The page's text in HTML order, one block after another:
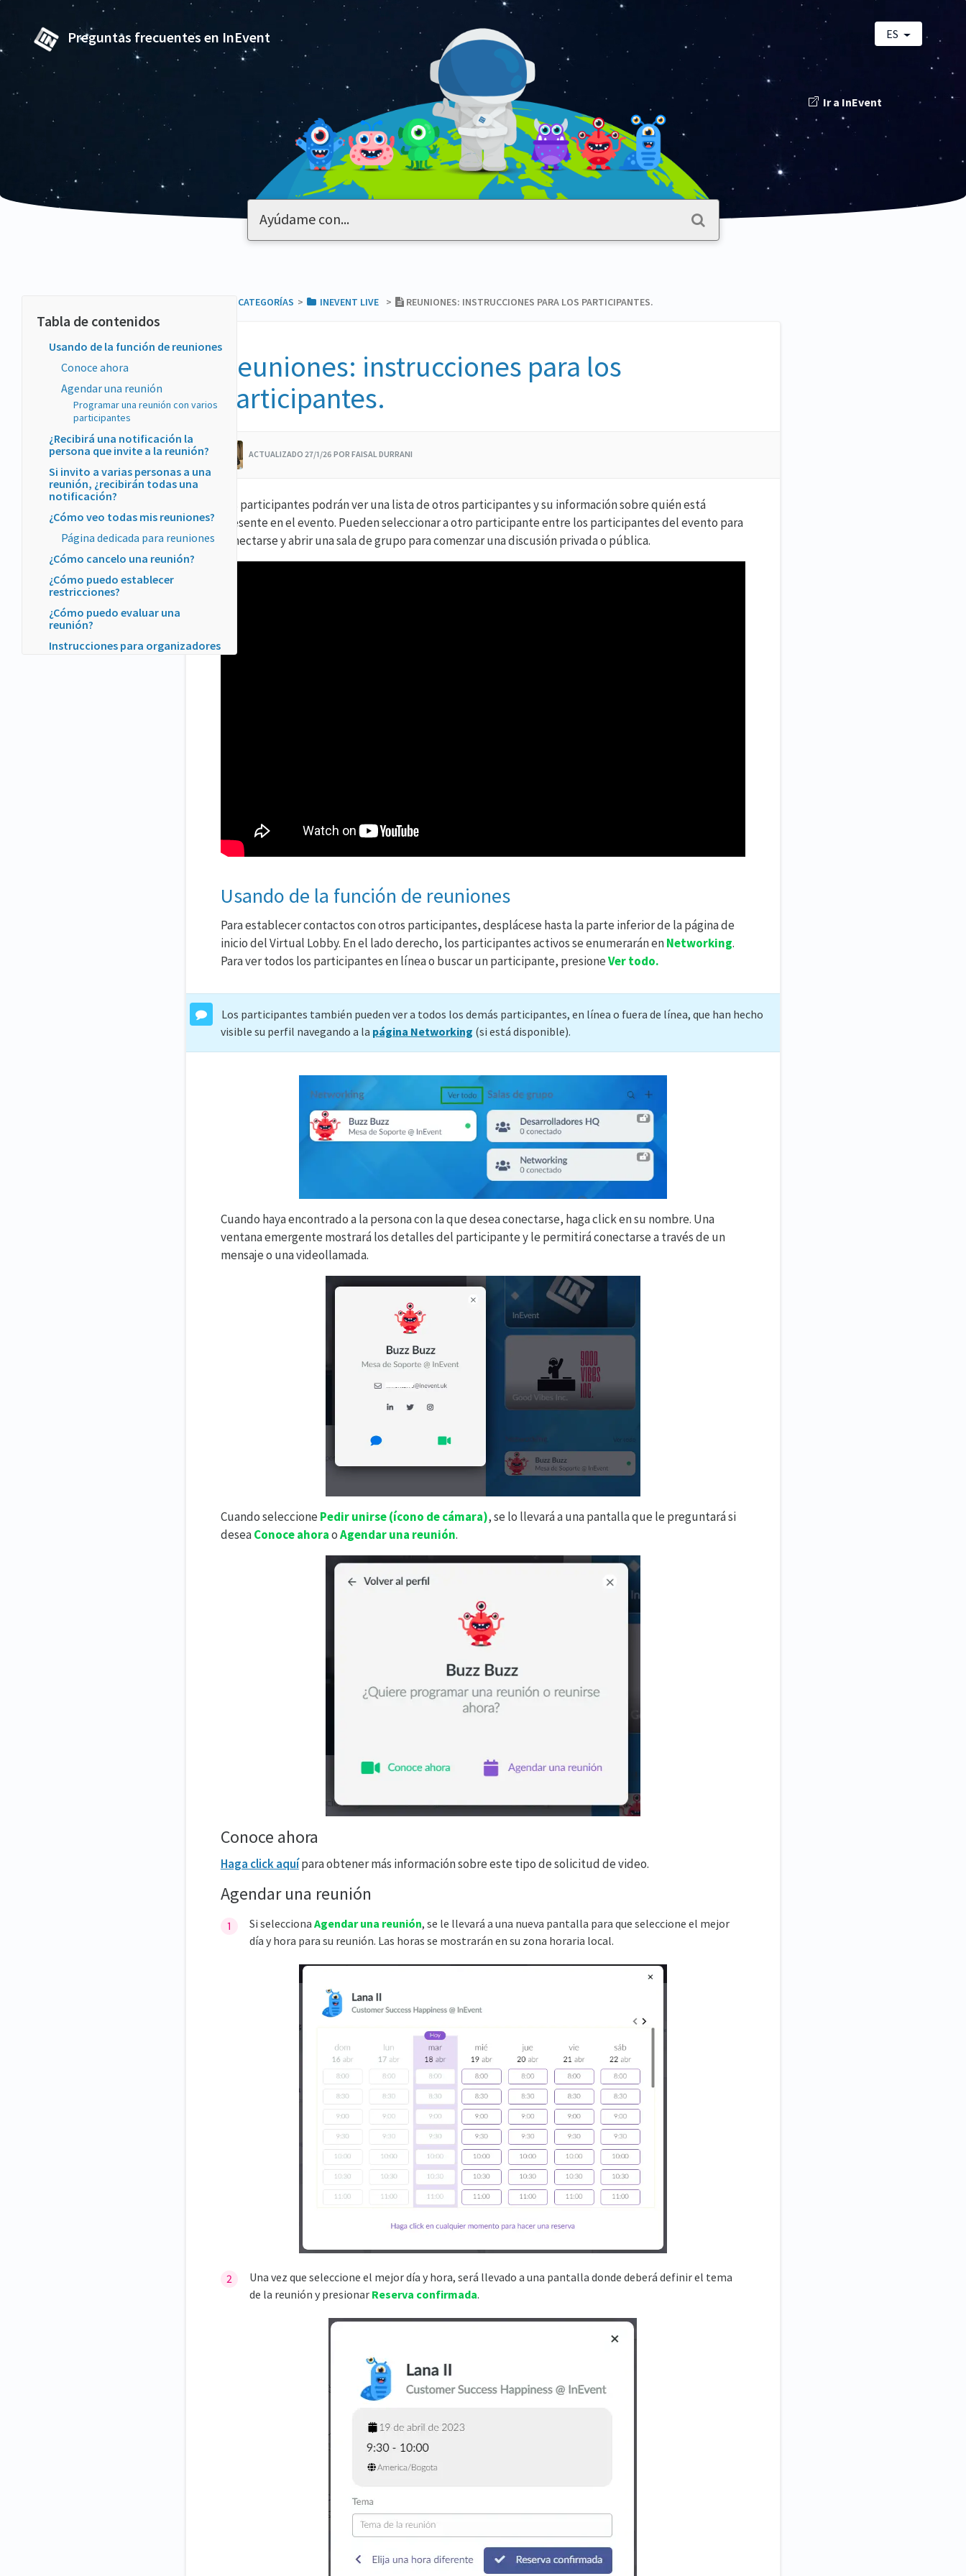
Preguntas frecuentes en InEvent ES
Ir a InEvent
TODAS LAS CATEGORÍAS ​>​ ​INEVENT LIVE ​>​ REUNIONES: INSTRUCCIONES PARA LOS PARTICIPANTES.
Reuniones: instrucciones para los
participantes.
ACTUALIZADO 27/1/26 POR FAISAL DURRANI
Usando de la función de reuniones
Conoce ahora
Agendar una reunión
Programar una reunión con varios
participantes
¿Recibirá una notificación la
persona que invite a la reunión?
Si invito a varias personas a una
reunión, ¿recibirán todas una
notificación?
¿Cómo veo todas mis reuniones?
Página dedicada para reuniones
¿Cómo cancelo una reunión?
¿Cómo puedo establecer
restricciones?
¿Cómo puedo evaluar una
reunión?
Instrucciones para organizadores
Los participantes podrán ver una lista de otros participantes y su información sobre quién está
presente en el evento. Pueden seleccionar a otro participante entre los participantes del evento para
conectarse y abrir una sala de grupo para comenzar una discusión privada o pública.
Usando de la función de reuniones
Para establecer contactos con otros participantes, desplácese hasta la parte inferior de la página de
inicio del Virtual Lobby. En el lado derecho, los participantes activos se enumerarán enNetworking.
Para ver todos los participantes en línea o buscar un participante, presioneVer todo.
Los participantes también pueden ver a todos los demás participantes, en línea o fuera de línea, que han hecho
visible su perfil navegando a la página Networking (si está disponible).
Cuando haya encontrado a la persona con la que desea conectarse, haga click en su nombre. Una
ventana emergente mostrará los detalles del participante y le permitirá conectarse a través de un
mensaje o una videollamada.
Cuando seleccione Pedir unirse (ícono de cámara), se lo llevará a una pantalla que le preguntará si
deseaConoce ahoraoAgendar una reunión.
Conoce ahora
Haga click aquípara obtener más información sobre este tipo de solicitud de video.
Agendar una reunión
Si selecciona Agendar una reunión, se le llevará a una nueva pantalla para que seleccione el mejor
día y hora para su reunión. Las horas se mostrarán en su zona horaria local.
Una vez que seleccione el mejor día y hora, será llevado a una pantalla donde deberá definir el tema
de la reunión y presionar Reserva confirmada.